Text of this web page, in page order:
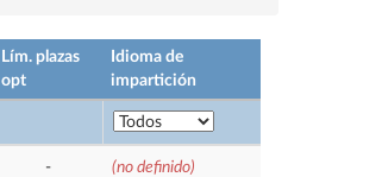
Lím. plazas
opt
Idioma de
impartición
- (no definido)